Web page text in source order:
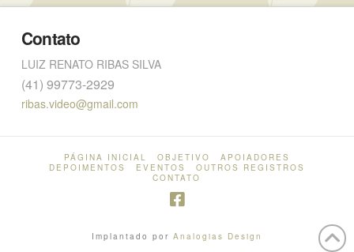
Contato
LUIZ RENATO RIBAS SILVA
(41) 99773-2929
ribas.video@gmail.com
PÁGINA INICIAL OBJETIVO
APOIADORES
DEPOIMENTOS
EVENTOS
OUTROS REGISTROS
CONTATO
Implantado por Analogias Design